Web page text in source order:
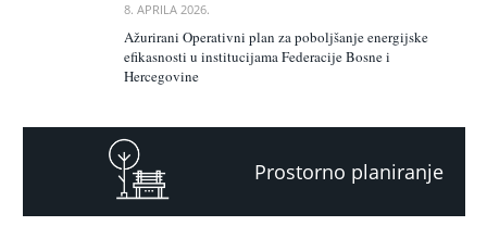
8. APRILA 2026.
Ažurirani Operativni plan za poboljšanje energijske
efikasnosti u institucijama Federacije Bosne i
Hercegovine
Prostorno planiranje